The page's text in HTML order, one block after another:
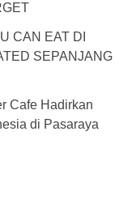
CAN EAT DI
SEPANJANG
Cafe Hadirkan
di Pasaraya